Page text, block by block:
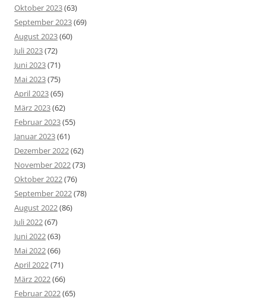
Oktober 2023(63)
September 2023(69)
August 2023(60)
Juli 2023(72)
Juni 2023(71)
Mai 2023(75)
April 2023(65)
März 2023(62)
Februar 2023(55)
Januar 2023(61)
Dezember 2022(62)
November 2022(73)
Oktober 2022(76)
September 2022(78)
August 2022(86)
Juli 2022(67)
Juni 2022(63)
Mai 2022(66)
April 2022(71)
März 2022(66)
Februar 2022(65)